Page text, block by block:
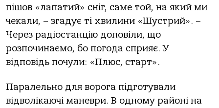
пішов «лапатий» сніг, саме той, на який ми
чекали, – згадує ті хвилини «Шустрий». –
Через радіостанцію доповіли, що
розпочинаємо, бо погода сприяє. У
відповідь почули: «Плюс, старт».
Паралельно для ворога підготували
відволікаючі маневри. В одному районі на